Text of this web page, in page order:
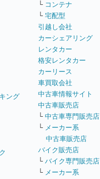
ング
└ コンテナ
└ 宅配型
引越し会社
カーシェアリング
レンタカー
格安レンタカー
カーリース
車買取会社
中古車情報サイト
中古車販売店
└ 中古車専門販売店
└ メーカー系
中古車販売店
バイク販売店
└ バイク専門販売店
└ メーカー系